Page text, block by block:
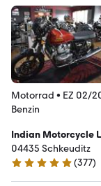
Motorrad • EZ 02/
Benzin
Indian Motorcycle
GmbH
04435 Schkeuditz
5 Sterne
(377)